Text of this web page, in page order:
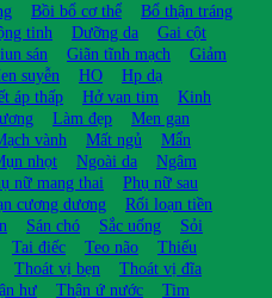
Bồi bổ cơ thể
Bổ thận tráng
tinh Dưỡng da
Gai cột
sán Giãn tĩnh mạch
Giảm
suyễn HO
Hp dạ
áp thấp Hở van tim
Kinh
Làm đẹp
Men gan
vành Mất ngủ
Mẩn
nhọt Ngoài da
Ngâm
nữ mang thai
Phụ nữ sau
cương dương
Rối loạn tiền
Sán chó Sắc uống
Sỏi
Tai điếc Teo não
Thiếu
Thoát vị bẹn
Thoát vị đĩa
hư Thận ứ nước
Tim